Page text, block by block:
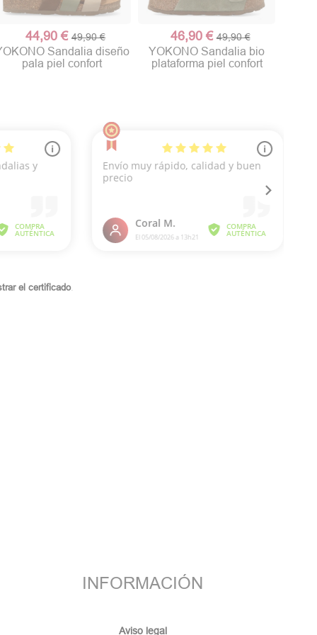
44,90 €49,90 €
Sandalia diseño
pala piel confort
46,90 €49,90 €
YOKONO Sandalia bio
plataforma piel confort
el certificado.
INFORMACIÓN
Aviso legal